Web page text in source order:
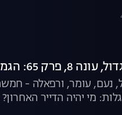
פרק 65: הגמר הגדול
נעם, עומר, ורפאלה -
מי יהיה הדייר